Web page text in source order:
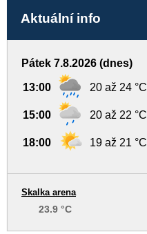
Aktuální info
Pátek 7.8.2026 (dnes)
13:00 20 až 24 °C
15:00 20 až 22 °C
18:00 19 až 21 °C
Skalka arena
23.9 °C